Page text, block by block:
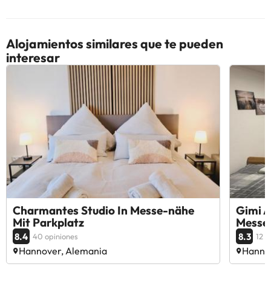
Alojamientos similares que te pueden
interesar
Charmantes Studio In Messe-nähe
Mit Parkplatz
8.4 40 opiniones
Hannover, Alemania
Gimi
8.3 12